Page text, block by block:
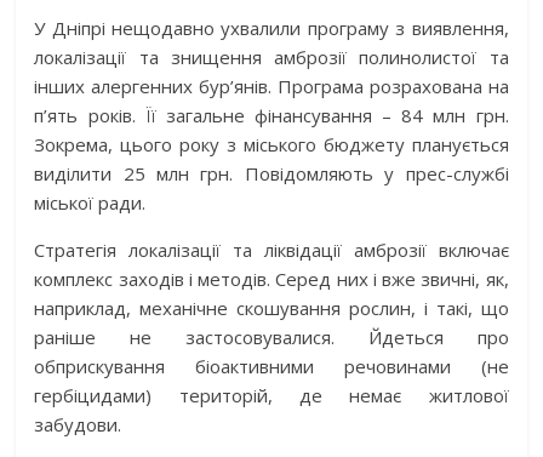
У Дніпрі нещодавно ухвалили програму з виявлення,
локалізації та знищення амброзії полинолистої та
інших алергенних бур’янів. Програма розрахована на
п’ять років. Її загальне фінансування – 84 млн грн.
Зокрема, цього року з міського бюджету планується
виділити 25 млн грн. Повідомляють у прес-службі
міської ради.
Стратегія локалізації та ліквідації амброзії включає
комплекс заходів і методів. Серед них і вже звичні, як,
наприклад, механічне скошування рослин, і такі, що
раніше не застосовувалися. Йдеться про
обприскування біоактивними речовинами (не
гербіцидами) територій, де немає житлової
забудови.